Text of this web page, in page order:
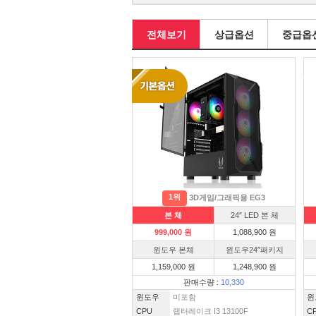
전체보기 상급옵션 중급옵
1위 3D게임/그래픽용 EG3
본 체
24″ LED 본 체
999,000 원
1,088,900 원
윈도우 본체
윈도우24″패키지
1,159,000 원
1,248,900 원
판매수량 : 10,330
윈도우
미포함
CPU
랩터레이크 I3 13100F